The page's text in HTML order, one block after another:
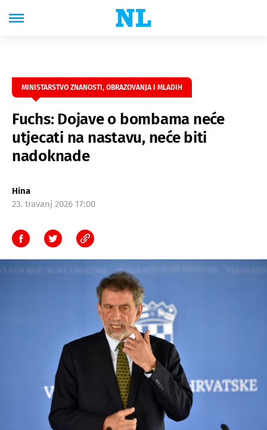
MINISTARSTVO ZNANOSTI, OBRAZOVANJA I MLADIH
Fuchs: Dojave o bombama neće
utjecati na nastavu, neće biti
nadoknade
Hina
23. travanj 2026 17:00